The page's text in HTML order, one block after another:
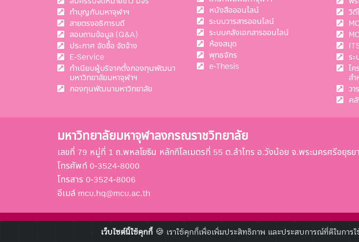
ทำบุญกับมหาจุฬาฯ
สายตรงอธิการบดี
สอบถามข้อมูล (Q&A)
ประกาศ จัดซื้อ จัดจ้าง
E-Service
ทำเนียบผู้บริจาคตั้งกองทุนพัฒนา
มหาวิทยาลัยมหาจุฬาฯ
กองทุนพัฒนามหาวิทยาลัย
หนังสือออนไลน์
ระบบวารสารออนไลน์
ระบบคลังเอกสารออนไลน์
ห้องสมุด
พุทธจักร
e-Thesis
วิ
ร
โ
ส
วา
ค
มหาวิทยาลัยมหาจุฬาลงกรณราชวิทยาลัย
เลขที่ 79 หมู่ที่ 1 ถ.พหลโยธิน หลักกิโลเมตรที่ 55 ต.ลำไทร อ.วังน้อย จ.พระนครศรีอยุธย
โทรศัพท์ 0-3524-8000
โทรสาร 0-3524-8006
อีเมล์ mcu.hq@mcu.ac.th
© 2020 mcu.ac.th All
เว็บไซต์นี้ใช้คุกกี้🍪 เราใช้คุกกี้เพื่อเพิ่มประสิทธิภาพ และประสบการณ์ที่ดีในการใ